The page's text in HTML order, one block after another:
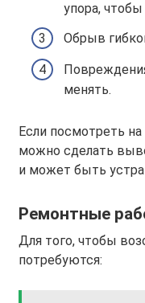
упора,
Обрыв
менять.
Если посмотреть
можно сделать
и может быть
Ремонтные
Для того, чтобы
потребуются: